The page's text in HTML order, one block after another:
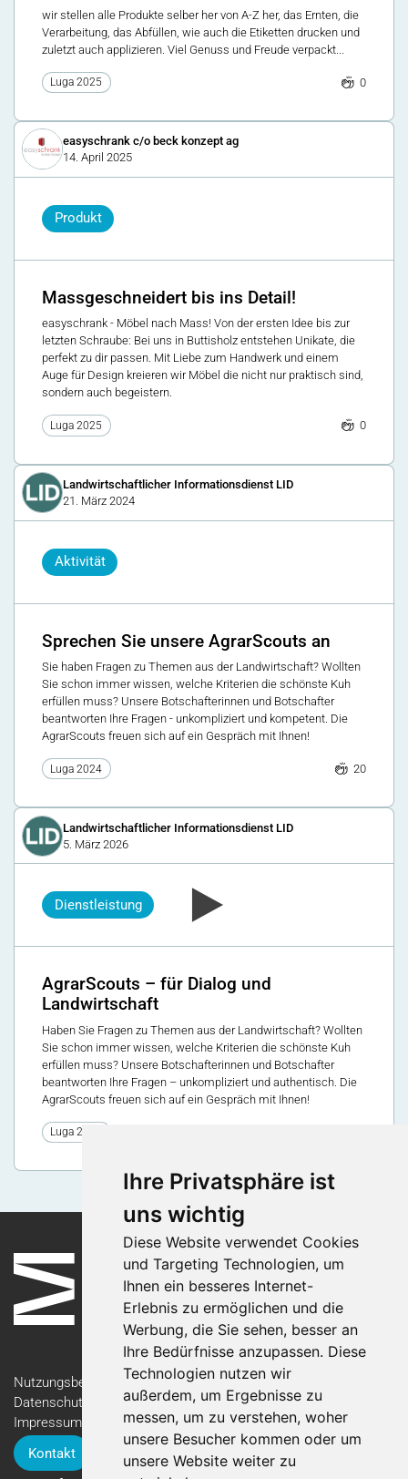
Ihre Privatsphäre ist
uns wichtig
Diese Website verwendet Cookies
und Targeting Technologien, um
Ihnen ein besseres Internet-
Erlebnis zu ermöglichen und die
Werbung, die Sie sehen, besser an
Ihre Bedürfnisse anzupassen. Diese
Technologien nutzen wir
außerdem, um Ergebnisse zu
messen, um zu verstehen, woher
unsere Besucher kommen oder um
unsere Website weiter zu
wir stellen alle Produkte selber her von A-Z her, das Ernten, die
Verarbeitung, das Abfüllen, wie auch die Etiketten drucken und
zuletzt auch applizieren. Viel Genuss und Freude verpackt...
Luga 2025 0
easyschrank c/o beck konzept ag
14. April 2025
Produkt
Massgeschneidert bis ins Detail!
easyschrank - Möbel nach Mass! Von der ersten Idee bis zur
letzten Schraube: Bei uns in Buttisholz entstehen Unikate, die
perfekt zu dir passen. Mit Liebe zum Handwerk und einem
Auge für Design kreieren wir Möbel die nicht nur praktisch sind,
sondern auch begeistern.
Luga 2025 0
Landwirtschaftlicher Informationsdienst LID
21. März 2024
Aktivität
Sprechen Sie unsere AgrarScouts an
Sie haben Fragen zu Themen aus der Landwirtschaft? Wollten
Sie schon immer wissen, welche Kriterien die schönste Kuh
erfüllen muss? Unsere Botschafterinnen und Botschafter
beantworten Ihre Fragen - unkompliziert und kompetent. Die
AgrarScouts freuen sich auf ein Gespräch mit Ihnen!
Luga 2024 20
Landwirtschaftlicher Informationsdienst LID
5. März 2026
Dienstleistung
AgrarScouts – für Dialog und
Landwirtschaft
Haben Sie Fragen zu Themen aus der Landwirtschaft? Wollten
Sie schon immer wissen, welche Kriterien die schönste Kuh
erfüllen muss? Unsere Botschafterinnen und Botschafter
beantworten Ihre Fragen – unkompliziert und authentisch. Die
AgrarScouts freuen sich auf ein Gespräch mit Ihnen!
Luga 2026
Nutzungsbedingungen
Datenschutzerklärung
Impressum
Kontakt